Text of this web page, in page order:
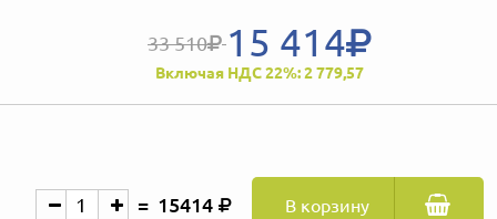
33 510 15 414
Включая НДС 22%: 2 779,57
15414 В корзину